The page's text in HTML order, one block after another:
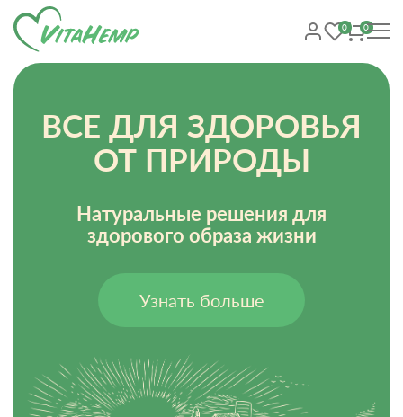
0 0
ВСЕ ДЛЯ ЗДОРОВЬЯ
ОТ ПРИРОДЫ
Натуральные решения для
здорового образа жизни
Узнать больше